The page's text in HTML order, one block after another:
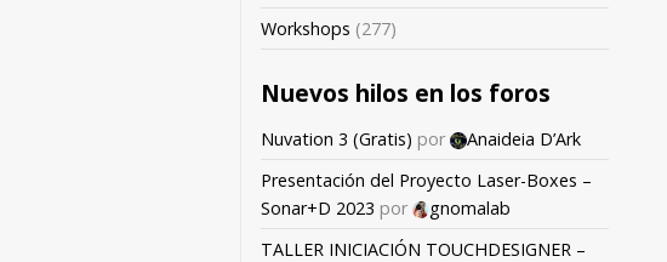
Workshops (277)
Nuevos hilos en los foros
Nuvation 3 (Gratis) por
Anaideia D’Ark
Presentación del Proyecto Laser-Boxes –
Sonar+D 2023 por
gnomalab
TALLER INICIACIÓN TOUCHDESIGNER –